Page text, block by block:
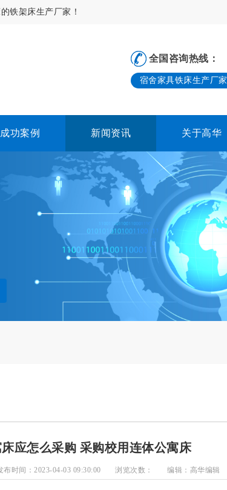
铁架床生产厂家！
全国咨询热线：
宿舍家具铁床生产厂家
成功案例 新闻资讯 关于高华
应怎么采购 采购校用连体公寓床
布时间：2023-04-03 09:30:00 浏览次数： 编辑：高华编辑